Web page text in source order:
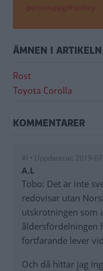
personuppgiftspolicy.
ÄMNEN I ARTIKELN
Rost
Toyota Corolla
KOMMENTARER
#l • Uppdaterat: 2019-
A.L
Tobo: Det är inte
redovisar utan
utskrotningen som
åldersfördelningen
fortfarande lever
Och då hittar jag